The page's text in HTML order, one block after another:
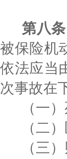
第八条
被保险机
依法应当
次事故在
（一
（二
（三